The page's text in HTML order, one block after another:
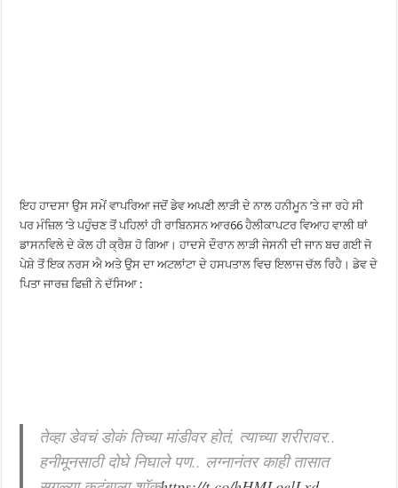
ਇਹ ਹਾਦਸਾ ਉਸ ਸਮੇਂ ਵਾਪਰਿਆ ਜਦੋਂ ਡੇਵ ਅਪਣੀ ਲਾੜੀ ਦੇ ਨਾਲ ਹਨੀਮੂਨ ’ਤੇ ਜਾ ਰਹੇ ਸੀ
ਪਰ ਮੰਜ਼ਿਲ ’ਤੇ ਪਹੁੰਚਣ ਤੋਂ ਪਹਿਲਾਂ ਹੀ ਰਾਬਿਨਸਨ ਆਰ66 ਹੈਲੀਕਾਪਟਰ ਵਿਆਹ ਵਾਲੀ ਥਾਂ
ਡਾਸਨਵਿਲੇ ਦੇ ਕੋਲ ਹੀ ਕ੍ਰੈਸ਼ ਹੋ ਗਿਆ। ਹਾਦਸੇ ਦੌਰਾਨ ਲਾੜੀ ਜੇਸਨੀ ਦੀ ਜਾਨ ਬਚ ਗਈ ਜੋ
ਪੇਸ਼ੇ ਤੋਂ ਇਕ ਨਰਸ ਐ ਅਤੇ ਉਸ ਦਾ ਅਟਲਾਂਟਾ ਦੇ ਹਸਪਤਾਲ ਵਿਚ ਇਲਾਜ ਚੱਲ ਰਿਹੈ। ਡੇਵ ਦੇ
ਪਿਤਾ ਜਾਰਜ਼ ਫਿਜ਼ੀ ਨੇ ਦੱਸਿਆ :
तेव्हा डेवचं डोकं तिच्या मांडीवर होतं, त्याच्या शरीरावर..
हनीमूनसाठी दोघे निघाले पण.. लग्नानंतर काही तासात